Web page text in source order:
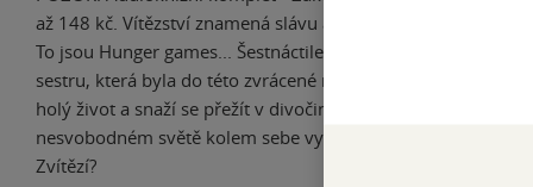
až 148 kč. Vítězství znamená slávu a bohatství. Prohra
To jsou Hunger games... Šestnáctiletá Katniss chce nejprve
sestru, která byla do této zvrácené reality show vylosována.
holý život a snaží se přežít v divočině. Nevzdává se. Bouří se.
nesvobodném světě kolem sebe vyvolá revoluci. Postaví se
Zvítězí?